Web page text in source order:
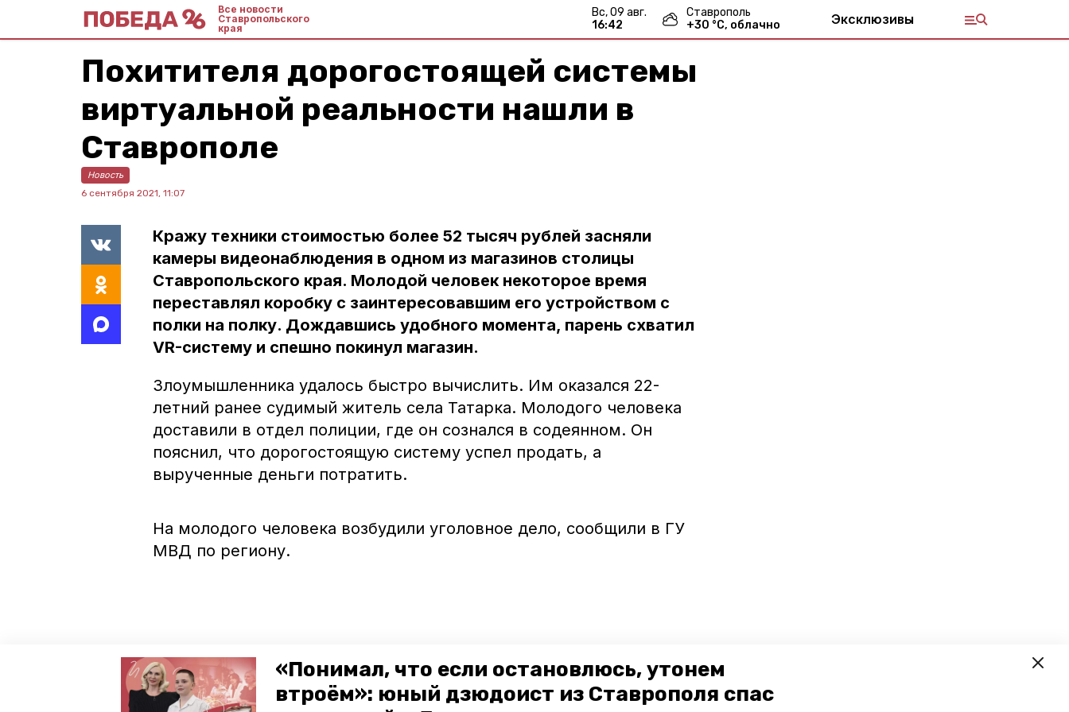
«Понимал, что если остановлюсь, утонем
втроём»: юный дзюдоист из Ставрополя спас
Все новости
Ставропольского
края
вс, 09 авг.
16:42
Ставрополь
+30 °С, облачно Эксклюзивы
Похитителя дорогостоящей системы
виртуальной реальности нашли в
Ставрополе
Новость
6 сентября 2021, 11:07
Кражу техники стоимостью более 52 тысяч рублей засняли
камеры видеонаблюдения в одном из магазинов столицы
Ставропольского края. Молодой человек некоторое время
переставлял коробку с заинтересовавшим его устройством с
полки на полку. Дождавшись удобного момента, парень схватил
VR-систему и спешно покинул магазин.
Злоумышленника удалось быстро вычислить. Им оказался 22-
летний ранее судимый житель села Татарка. Молодого человека
доставили в отдел полиции, где он сознался в содеянном. Он
пояснил, что дорогостоящую систему успел продать, а
вырученные деньги потратить.
На молодого человека возбудили уголовное дело, сообщили в ГУ
МВД по региону.